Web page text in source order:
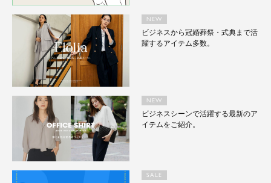
NEW
ビジネスから冠婚葬祭・式典まで活
躍するアイテム多数。
NEW
ビジネスシーンで活躍する最新のア
イテムをご紹介。
SALE